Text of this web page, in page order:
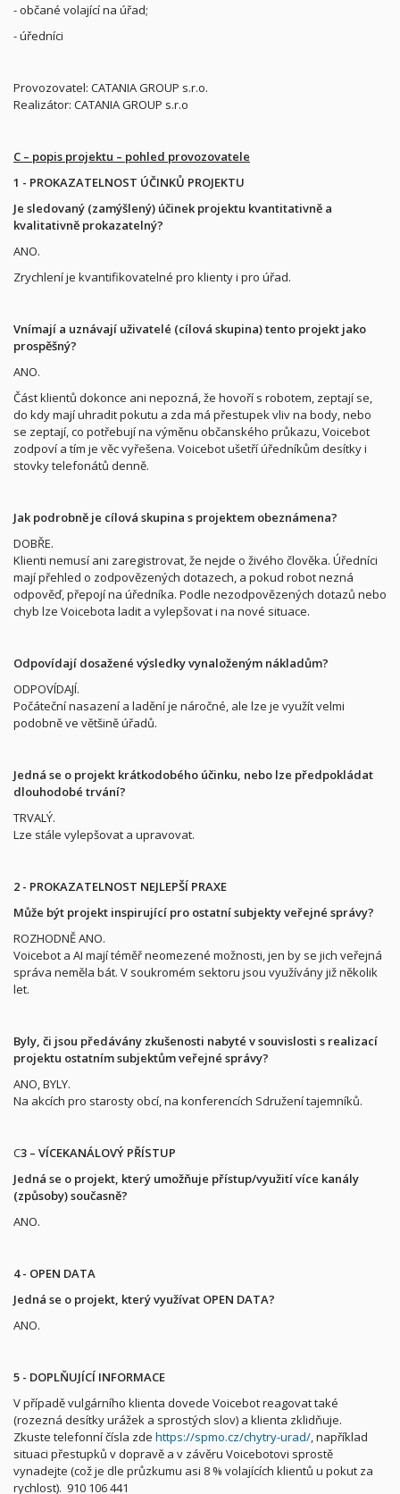
- občané volající na úřad;
- úředníci
Provozovatel: CATANIA GROUP s.r.o.
Realizátor: CATANIA GROUP s.r.o
C – popis projektu – pohled provozovatele
1 - PROKAZATELNOST ÚČINKŮ PROJEKTU
Je sledovaný (zamýšlený) účinek projektu kvantitativně a
kvalitativně prokazatelný?
ANO.
Zrychlení je kvantifikovatelné pro klienty i pro úřad.
Vnímají a uznávají uživatelé (cílová skupina) tento projekt jako
prospěšný?
ANO.
Část klientů dokonce ani nepozná, že hovoří s robotem, zeptají se,
do kdy mají uhradit pokutu a zda má přestupek vliv na body, nebo
se zeptají, co potřebují na výměnu občanského průkazu, Voicebot
zodpoví a tím je věc vyřešena. Voicebot ušetří úředníkům desítky i
stovky telefonátů denně.
Jak podrobně je cílová skupina s projektem obeznámena?
DOBŘE.
Klienti nemusí ani zaregistrovat, že nejde o živého člověka. Úředníci
mají přehled o zodpovězených dotazech, a pokud robot nezná
odpověď, přepojí na úředníka. Podle nezodpovězených dotazů nebo
chyb lze Voicebota ladit a vylepšovat i na nové situace.
Odpovídají dosažené výsledky vynaloženým nákladům?
ODPOVÍDAJÍ.
Počáteční nasazení a ladění je náročné, ale lze je využít velmi
podobně ve většině úřadů.
Jedná se o projekt krátkodobého účinku, nebo lze předpokládat
dlouhodobé trvání?
TRVALÝ.
Lze stále vylepšovat a upravovat.
2 - PROKAZATELNOST NEJLEPŠÍ PRAXE
Může být projekt inspirující pro ostatní subjekty veřejné správy?
ROZHODNĚ ANO.
Voicebot a AI mají téměř neomezené možnosti, jen by se jich veřejná
správa neměla bát. V soukromém sektoru jsou využívány již několik
let.
Byly, či jsou předávány zkušenosti nabyté v souvislosti s realizací
projektu ostatním subjektům veřejné správy?
ANO, BYLY.
Na akcích pro starosty obcí, na konferencích Sdružení tajemníků.
C3 – VÍCEKANÁLOVÝ PŘÍSTUP
Jedná se o projekt, který umožňuje přístup/využití více kanály
(způsoby) současně?
ANO.
4 - OPEN DATA
Jedná se o projekt, který využívat OPEN DATA?
ANO.
5 - DOPLŇUJÍCÍ INFORMACE
Vpřípadě vulgárního klienta dovede Voicebot reagovat také
(rozezná desítky urážek a sprostých slov) a klienta zklidňuje.
Zkuste telefonní čísla zde https://spmo.cz/chytry-urad/ například
situaci přestupků v dopravě a v závěru Voicebotovi sprostě
vynadejte (což je dle průzkumu asi 8 % volajících klientů u pokut za
rychlost). 910 106 441